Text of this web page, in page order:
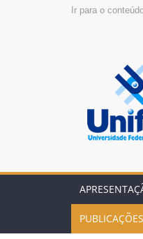
Ir para o